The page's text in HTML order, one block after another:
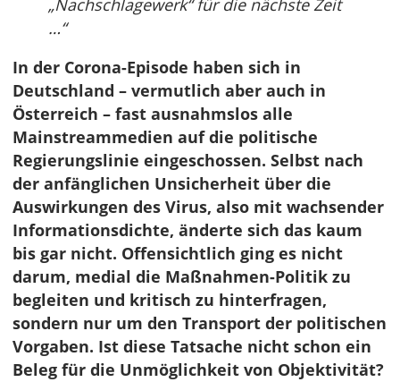
„Nachschlagewerk“ für die nächste Zeit
…“
In der Corona-Episode haben sich in
Deutschland – vermutlich aber auch in
Österreich – fast ausnahmslos alle
Mainstreammedien auf die politische
Regierungslinie eingeschossen. Selbst nach
der anfänglichen Unsicherheit über die
Auswirkungen des Virus, also mit wachsender
Informationsdichte, änderte sich das kaum
bis gar nicht. Offensichtlich ging es nicht
darum, medial die Maßnahmen-Politik zu
begleiten und kritisch zu hinterfragen,
sondern nur um den Transport der politischen
Vorgaben. Ist diese Tatsache nicht schon ein
Beleg für die Unmöglichkeit von Objektivität?